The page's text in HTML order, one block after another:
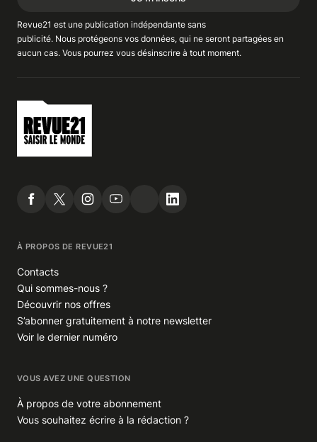
Revue21 est une publication indépendante sans
publicité. Nous protégeons vos données, qui ne seront partagées en
aucun cas. Vous pourrez vous désinscrire à tout moment.
À PROPOS DE REVUE21
Contacts
Qui sommes-nous ?
Découvrir nos offres
S’abonner gratuitement à notre newsletter
Voir le dernier numéro
VOUS AVEZ UNE QUESTION
À propos de votre abonnement
Vous souhaitez écrire à la rédaction ?